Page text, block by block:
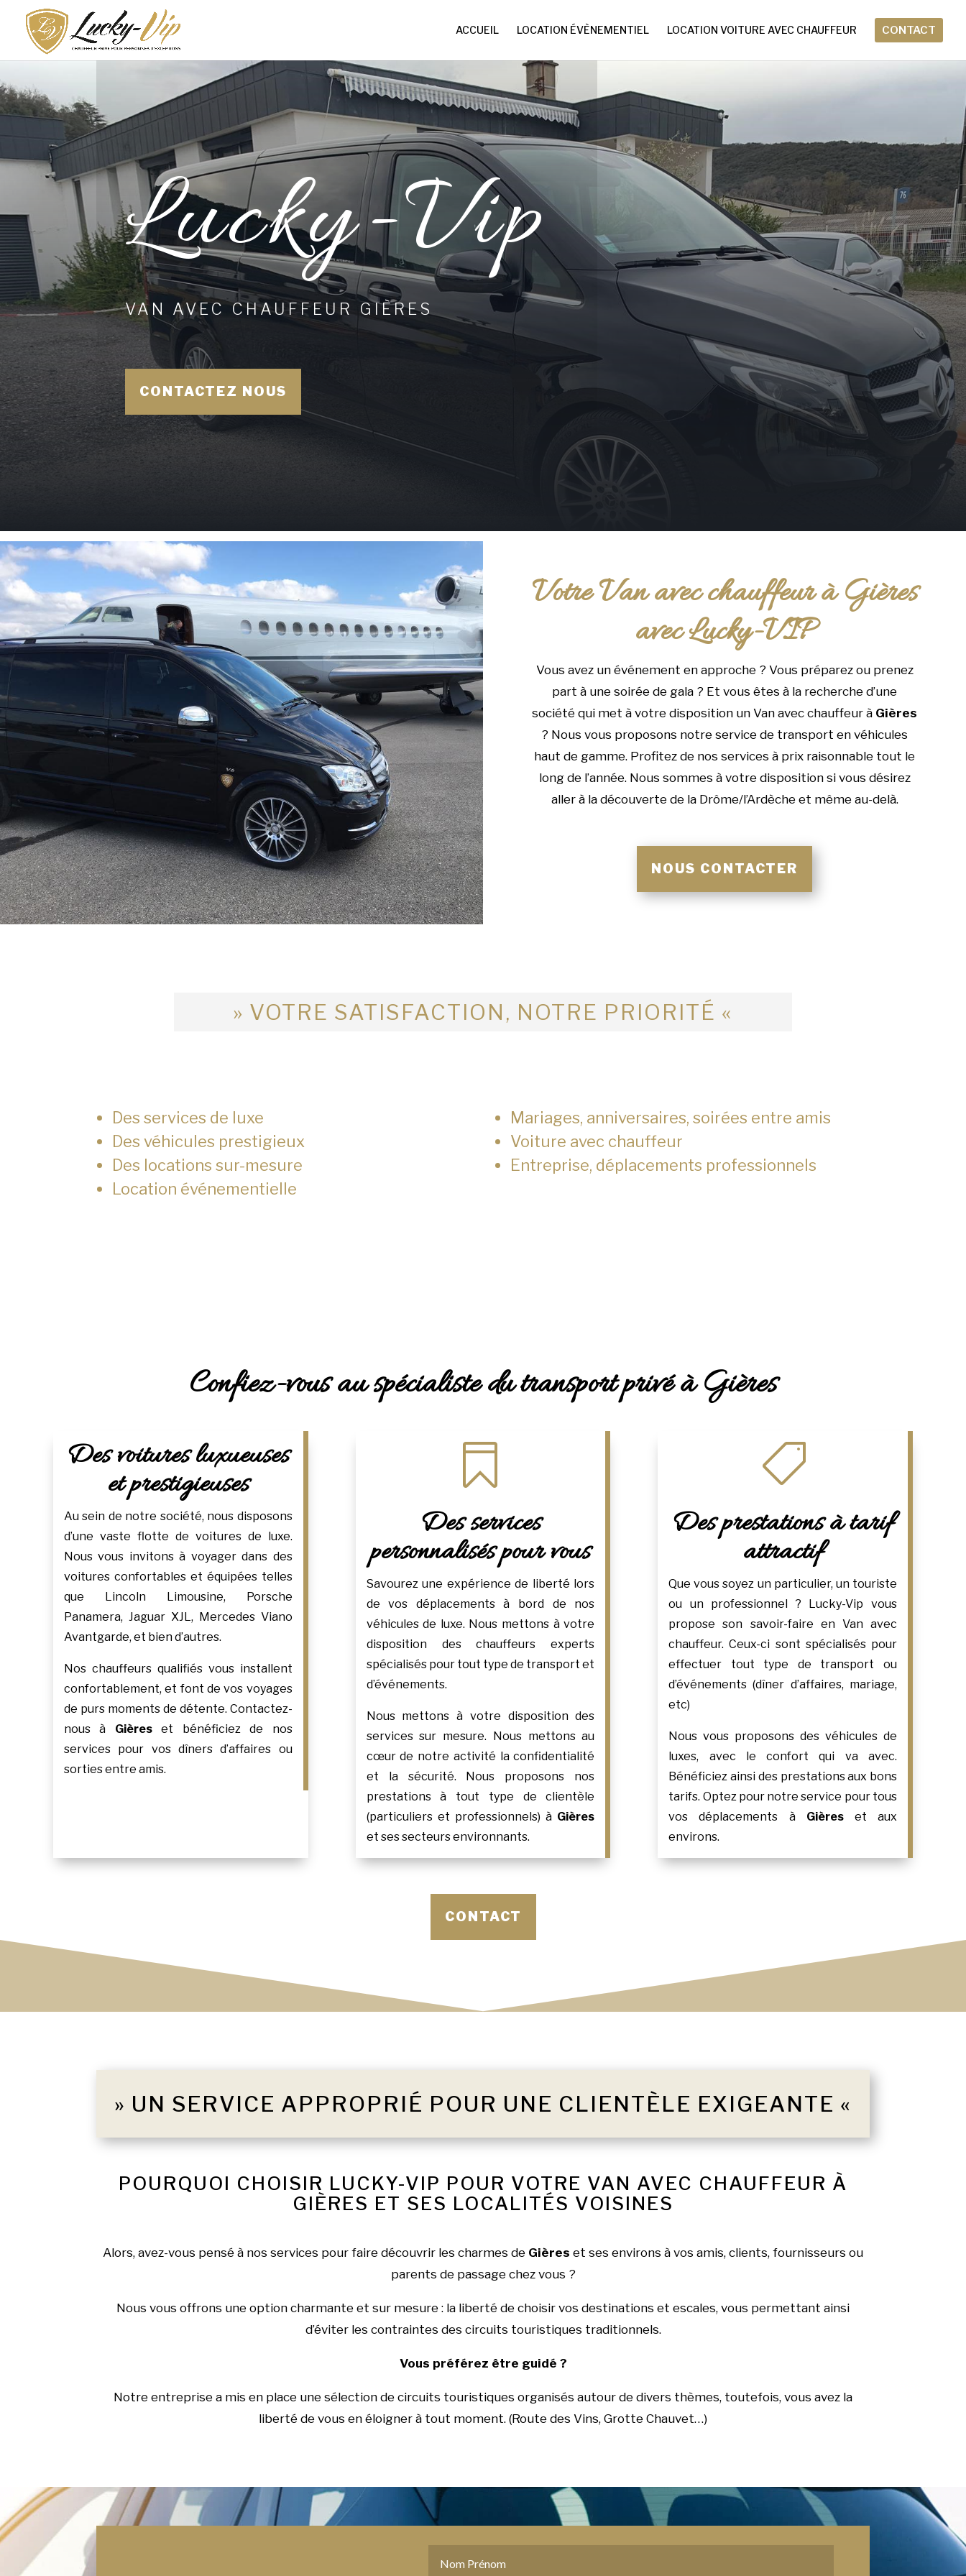
ACCUEIL LOCATION ÉVÈNEMENTIEL LOCATION VOITURE AVEC CHAUFFEUR CONTACT
Lucky-Vip
VAN AVEC CHAUFFEUR GIÈRES
CONTACTEZ NOUS
Votre Van avec chauffeur à Gières
avec Lucky-VIP
Vous avez un événement en approche ? Vous préparez ou prenez
part à une soirée de gala ? Et vous êtes à la recherche d’une
société qui met à votre disposition un Van avec chauffeur à Gières
? Nous vous proposons notre service de transport en véhicules
haut de gamme. Profitez de nos services à prix raisonnable tout le
long de l’année. Nous sommes à votre disposition si vous désirez
aller à la découverte de la Drôme/l’Ardèche et même au-delà.
NOUS CONTACTER
» VOTRE SATISFACTION, NOTRE PRIORITÉ «
Des services de luxe
Des véhicules prestigieux
Des locations sur-mesure
Location événementielle
Mariages, anniversaires, soirées entre amis
Voiture avec chauffeur
Entreprise, déplacements professionnels
Confiez-vous au spécialiste du transport privé à Gières
Des voitures luxueuses
et prestigieuses
Au sein de notre société, nous disposons
d’une vaste flotte de voitures de luxe.
Nous vous invitons à voyager dans des
voitures confortables et équipées telles
que Lincoln Limousine, Porsche
Panamera, Jaguar XJL, Mercedes Viano
Avantgarde, et bien d’autres.
Nos chauffeurs qualifiés vous installent
confortablement, et font de vos voyages
de purs moments de détente. Contactez-
nous à Gièreset bénéficiez de nos
services pour vos dîners d’affaires ou
sorties entre amis.

Des services
personnalisés pour vous
Savourez une expérience de liberté lors
de vos déplacements à bord de nos
véhicules de luxe. Nous mettons à votre
disposition des chauffeurs experts
spécialisés pour tout type de transport et
d’événements.
Nous mettons à votre disposition des
services sur mesure. Nous mettons au
cœur de notre activité la confidentialité
et la sécurité. Nous proposons nos
prestations à tout type de clientèle
(particuliers et professionnels) à Gières
et ses secteurs environnants.

Des prestations à tarif
attractif
Que vous soyez un particulier, un touriste
ou un professionnel ? Lucky-Vip vous
propose son savoir-faire en Van avec
chauffeur. Ceux-ci sont spécialisés pour
effectuer tout type de transport ou
d’événements (dîner d’affaires, mariage,
etc)
Nous vous proposons des véhicules de
luxes, avec le confort qui va avec.
Bénéficiez ainsi des prestations aux bons
tarifs. Optez pour notre service pour tous
vos déplacements à Gièreset aux
environs.
CONTACT
» UN SERVICE APPROPRIÉ POUR UNE CLIENTÈLE EXIGEANTE «
POURQUOI CHOISIR LUCKY-VIP POUR VOTRE VAN AVEC CHAUFFEUR À
GIÈRES ET SES LOCALITÉS VOISINES
Alors, avez-vous pensé à nos services pour faire découvrir les charmes de Gières et ses environs à vos amis, clients, fournisseurs ou
parents de passage chez vous ?
Nous vous offrons une option charmante et sur mesure : la liberté de choisir vos destinations et escales, vous permettant ainsi
d’éviter les contraintes des circuits touristiques traditionnels.
Vous préférez être guidé ?
Notre entreprise a mis en place une sélection de circuits touristiques organisés autour de divers thèmes, toutefois, vous avez la
liberté de vous en éloigner à tout moment. (Route des Vins, Grotte Chauvet…)